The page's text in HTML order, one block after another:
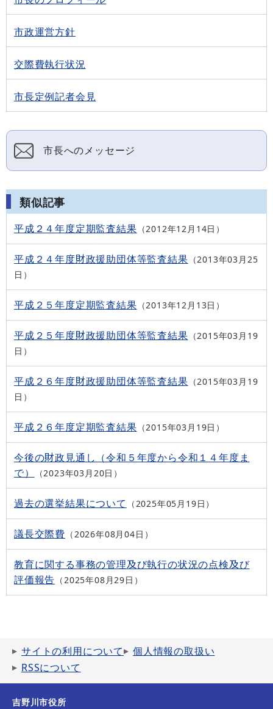
市政運営方針
交際費執行状況
市長定例記者会見
市長へのメッセージ
類似記事
平成２４年度定期監査結果 2012年12月14日
平成２４年度財政援助団体等監査結果
2013年03月25
日
平成２５年度定期監査結果 2013年12月13日
平成２５年度財政援助団体等監査結果
2015年03月19
日
平成２６年度財政援助団体等監査結果
2015年03月19
日
平成２６年度定期監査結果 2015年03月19日
今後の財政見通し（令和５年度から令和１４年度ま
で）
2023年03月20日
過去の選挙結果について 2025年05月19日
議長交際費 2026年08月04日
教育に関する事務の管理及び執行の状況の点検及び
評価報告
2025年08月29日
サイトの利用について
個人情報の取扱い
RSSについて
吉野川市役所